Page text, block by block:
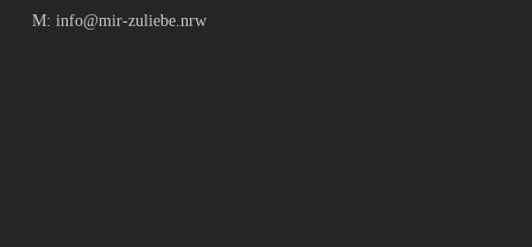
M: info@mir-zuliebe.nrw